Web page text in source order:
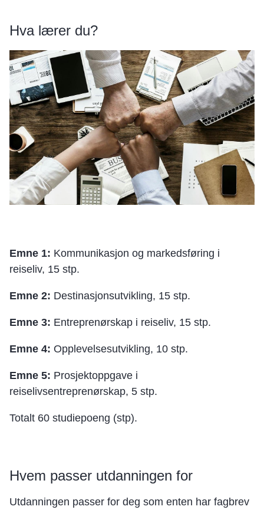
Hva lærer du?
Emne 1: Kommunikasjon og markedsføring i
reiseliv, 15 stp.
Emne 2: Destinasjonsutvikling, 15 stp.
Emne 3: Entreprenørskap i reiseliv, 15 stp.
Emne 4: Opplevelsesutvikling, 10 stp.
Emne 5: Prosjektoppgave i
reiselivsentreprenørskap, 5 stp.
Totalt 60 studiepoeng (stp).
Hvem passer utdanningen for
Utdanningen passer for deg som enten har fagbrev